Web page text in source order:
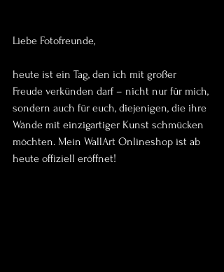
Liebe Fotofreunde,
heute ist ein Tag, den ich mit großer
Freude verkünden darf – nicht nur für mich,
sondern auch für euch, diejenigen, die ihre
Wände mit einzigartiger Kunst schmücken
möchten. Mein WallArt Onlineshop ist ab
heute offiziell eröffnet!